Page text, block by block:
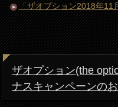
「ザオプション2018年11
ザオプション(the
ナスキャンペーンの